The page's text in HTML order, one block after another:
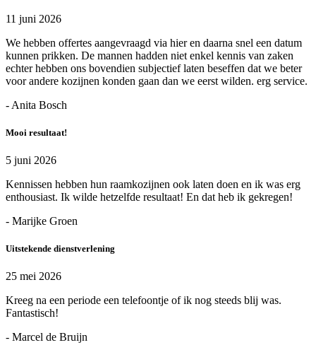
11 juni 2026
We hebben offertes aangevraagd via hier en daarna snel een datum
kunnen prikken. De mannen hadden niet enkel kennis van zaken
echter hebben ons bovendien subjectief laten beseffen dat we beter
voor andere kozijnen konden gaan dan we eerst wilden. erg service.
- Anita Bosch
Mooi resultaat!
5 juni 2026
Kennissen hebben hun raamkozijnen ook laten doen en ik was erg
enthousiast. Ik wilde hetzelfde resultaat! En dat heb ik gekregen!
- Marijke Groen
Uitstekende dienstverlening
25 mei 2026
Kreeg na een periode een telefoontje of ik nog steeds blij was.
Fantastisch!
- Marcel de Bruijn